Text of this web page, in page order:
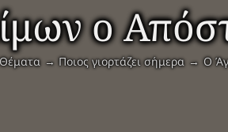
ο
Ποιος γιορτάζει σήμερα Ο